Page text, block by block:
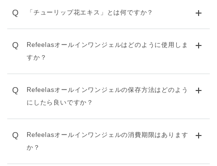
Q 「チューリップ花エキス」とは何ですか？
Q
Refeelasオールインワンジェルはどのように使用しま
すか？
Q
Refeelasオールインワンジェルの保存方法はどのよう
にしたら良いですか？
Q
Refeelasオールインワンジェルの消費期限はあります
か？